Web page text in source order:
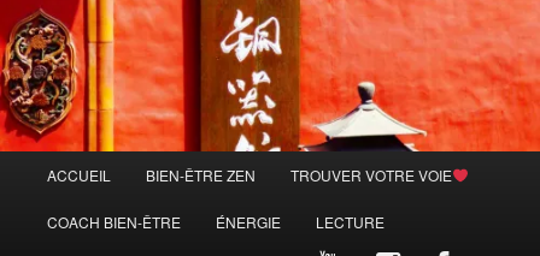
principal
ACCUEIL BIEN-ÊTRE ZEN TROUVER VOTRE VOIE
COACH BIEN-ÊTRE ÉNERGIE LECTURE